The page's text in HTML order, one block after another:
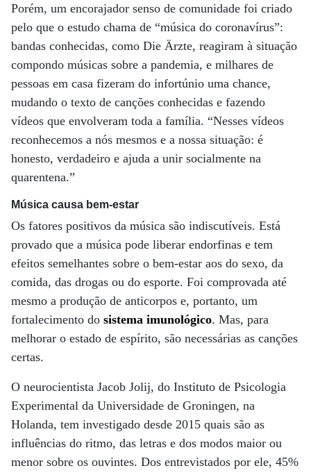
Porém, um encorajador senso de comunidade foi criado
pelo que o estudo chama de “música do coronavírus”:
bandas conhecidas, como Die Ärzte, reagiram à situação
compondo músicas sobre a pandemia, e milhares de
pessoas em casa fizeram do infortúnio uma chance,
mudando o texto de canções conhecidas e fazendo
vídeos que envolveram toda a família. “Nesses vídeos
reconhecemos a nós mesmos e a nossa situação: é
honesto, verdadeiro e ajuda a unir socialmente na
quarentena.”
Música causa bem-estar
Os fatores positivos da música são indiscutíveis. Está
provado que a música pode liberar endorfinas e tem
efeitos semelhantes sobre o bem-estar aos do sexo, da
comida, das drogas ou do esporte. Foi comprovada até
mesmo a produção de anticorpos e, portanto, um
fortalecimento do sistema imunológico. Mas, para
melhorar o estado de espírito, são necessárias as canções
certas.
O neurocientista Jacob Jolij, do Instituto de Psicologia
Experimental da Universidade de Groningen, na
Holanda, tem investigado desde 2015 quais são as
influências do ritmo, das letras e dos modos maior ou
menor sobre os ouvintes. Dos entrevistados por ele, 45%